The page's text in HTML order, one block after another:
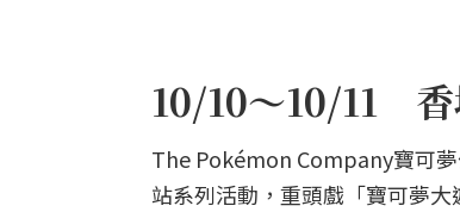
10/10～10/11 香
The Pokémon Company寶可
站系列活動，重頭戲「寶可夢